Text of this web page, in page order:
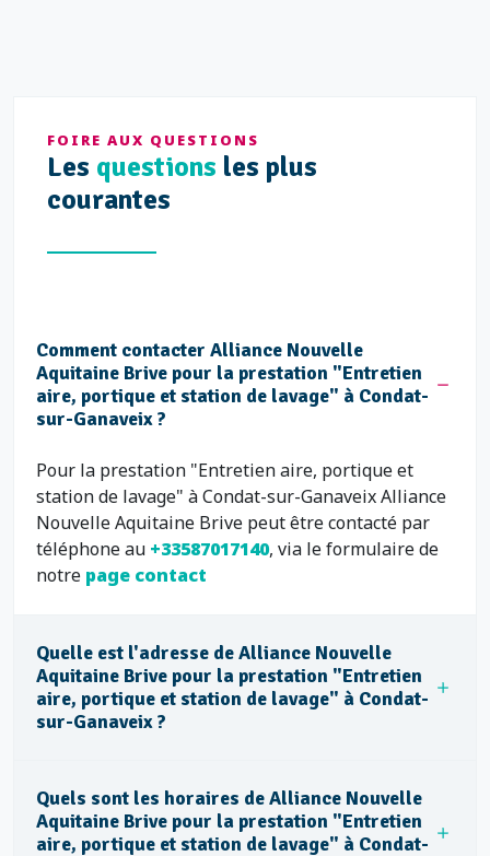
FOIRE AUX QUESTIONS
Les questions les plus
courantes
Comment contacter Alliance Nouvelle
Aquitaine Brive pour la prestation "Entretien
aire, portique et station de lavage" à Condat-
sur-Ganaveix ?
Pour la prestation "Entretien aire, portique et
station de lavage" à Condat-sur-Ganaveix Alliance
Nouvelle Aquitaine Brive peut être contacté par
téléphone au +33587017140, via le formulaire de
notre page contact
Quelle est l'adresse de Alliance Nouvelle
Aquitaine Brive pour la prestation "Entretien
aire, portique et station de lavage" à Condat-
sur-Ganaveix ?
Quels sont les horaires de Alliance Nouvelle
Aquitaine Brive pour la prestation "Entretien
aire, portique et station de lavage" à Condat-